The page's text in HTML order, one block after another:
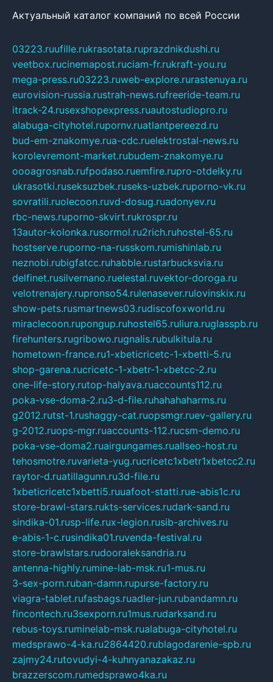
Актуальный каталог компаний по всей России
03223.ruufille.rukrasotata.ruprazdnikdushi.ru
veetbox.rucinemapost.ruciam-fr.rukraft-you.ru
mega-press.ru03223.ruweb-explore.rurastenuya.ru
eurovision-russia.rustrah-news.rufreeride-team.ru
itrack-24.rusexshopexpress.ruautostudiopro.ru
alabuga-cityhotel.rupornv.ruatlantpereezd.ru
bud-em-znakomye.rua-cdc.ruelektrostal-news.ru
korolevremont-market.rubudem-znakomye.ru
oooagrosnab.rufpodaso.ruemfire.rupro-otdelky.ru
ukrasotki.ruseksuzbek.ruseks-uzbek.ruporno-vk.ru
sovratili.ruolecoon.ruvd-dosug.ruadonyev.ru
rbc-news.ruporno-skvirt.rukrospr.ru
13autor-kolonka.rusormol.ru2rich.ruhostel-65.ru
hostserve.ruporno-na-russkom.rumishinlab.ru
neznobi.rubigfatcc.ruhabble.rustarbucksvia.ru
delfinet.rusilvernano.ruelestal.ruvektor-doroga.ru
velotrenajery.rupronso54.rulenasever.rulovinskix.ru
show-pets.rusmartnews03.rudiscofoxworld.ru
miraclecoon.rupongup.ruhostel65.ruliura.ruglasspb.ru
firehunters.rugribowo.rugnalis.rubulkitula.ru
hometown-france.ru1-xbeticricetc-1-xbetti-5.ru
shop-garena.rucricetc-1-xbetr-1-xbetcc-2.ru
one-life-story.rutop-halyava.ruaccounts112.ru
poka-vse-doma-2.ru3-d-file.ruhahahaharms.ru
g2012.rutst-1.rushaggy-cat.ruopsmgr.ruev-gallery.ru
g-2012.ruops-mgr.ruaccounts-112.rucsm-demo.ru
poka-vse-doma2.ruairgungames.ruallseo-host.ru
tehosmotre.ruvarieta-yug.rucricetc1xbetr1xbetcc2.ru
raytor-d.ruatillagunn.ru3d-file.ru
1xbeticricetc1xbetti5.ruuafoot-statti.rue-abis1c.ru
store-brawl-stars.rukts-services.rudark-sand.ru
sindika-01.rusp-life.rux-legion.rusib-archives.ru
e-abis-1-c.rusindika01.ruvenda-festival.ru
store-brawlstars.rudooraleksandria.ru
antenna-highly.rumine-lab-msk.ru1-mus.ru
3-sex-porn.ruban-damn.rupurse-factory.ru
viagra-tablet.rufasbags.ruadler-jun.rubandamn.ru
fincontech.ru3sexporn.ru1mus.rudarksand.ru
rebus-toys.ruminelab-msk.rualabuga-cityhotel.ru
medsprawo-4-ka.ru2864420.rublagodarenie-spb.ru
zajmy24.rutovudyi-4-kuhnyanazakaz.ru
brazzerscom.rumedsprawo4ka.ru